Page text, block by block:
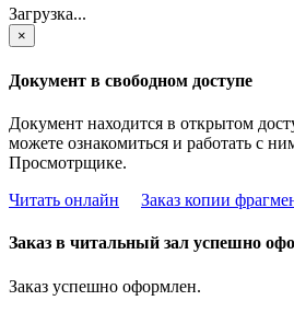
Загрузка...
×
Документ в свободном доступе
Документ находится в открытом
можете ознакомиться и работать с
Просмотрщике.
Читать онлайн
Заказ копии
Заказ в читальный зал успешно
Заказ успешно оформлен.